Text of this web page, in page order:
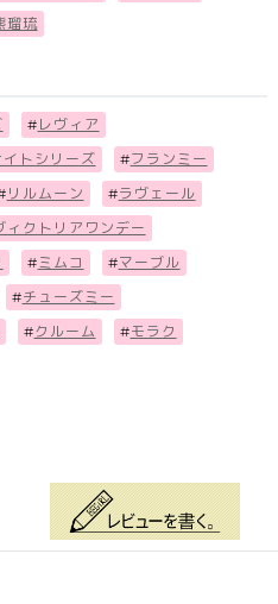
瑠琉
# レヴィア
イトシリーズ #フランミー
リルムーン #ラヴェール
ィクトリアワンデー
#ミムコ #マーブル
#チューズミー
#クルーム #モラク